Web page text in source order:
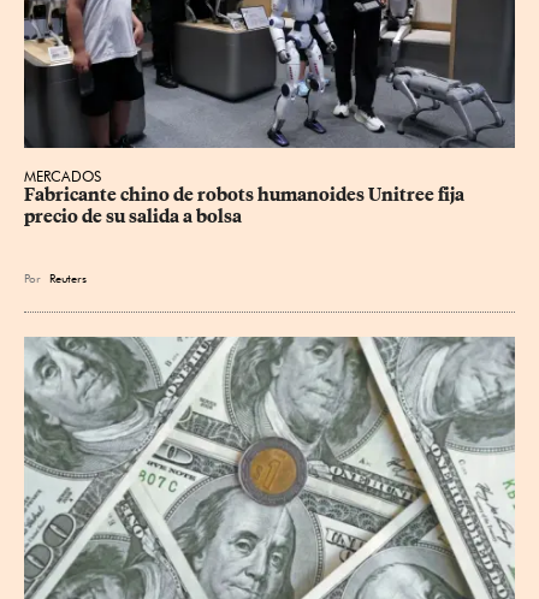
MERCADOS
Fabricante chino de robots humanoides Unitree fija
precio de su salida a bolsa
Por Reuters